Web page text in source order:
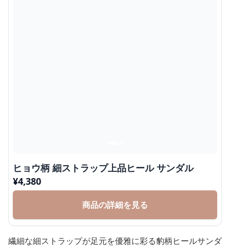
ヒョウ柄 細ストラップ上品ヒール サンダル
¥4,380
商品の詳細を見る
繊細な細ストラップが足元を優雅に彩る豹柄ヒールサンダ